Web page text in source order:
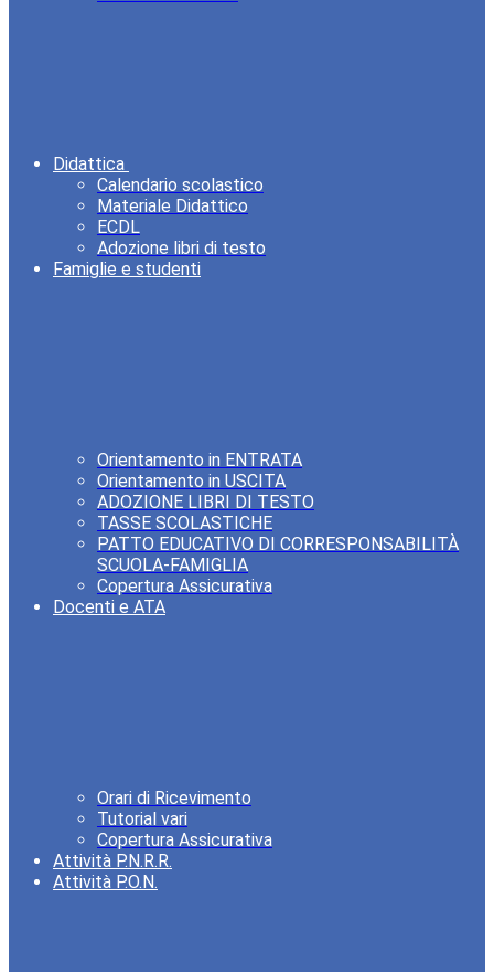
Didattica
Calendario scolastico
Materiale Didattico
ECDL
Adozione libri di testo
Famiglie e studenti
Orientamento in ENTRATA
Orientamento in USCITA
ADOZIONE LIBRI DI TESTO
TASSE SCOLASTICHE
PATTO EDUCATIVO DI CORRESPONSABILITÀ
SCUOLA-FAMIGLIA
Copertura Assicurativa
Docenti e ATA
Orari di Ricevimento
Tutorial vari
Copertura Assicurativa
Attività P.N.R.R.
Attività P.O.N.